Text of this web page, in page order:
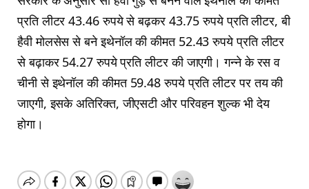
प्रति लीटर 43.46 रुपये से बढ़कर 43.75 रुपये प्रति लीटर, बी
हैवी मोलसेस से बने इथेनॉल की कीमत 52.43 रुपये प्रति लीटर
से बढ़ाकर 54.27 रुपये प्रति लीटर की जाएगी। गन्ने के रस व
चीनी से इथेनॉल की कीमत 59.48 रुपये प्रति लीटर पर तय की
जाएगी, इसके अतिरिक्त, जीएसटी और परिवहन शुल्क भी देय
होगा।